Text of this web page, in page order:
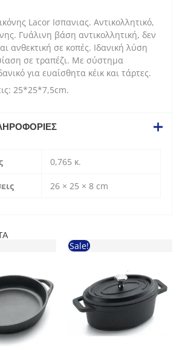
Lacor Ισπανιας. Αντικολλητικό,
Γυάλινη βάση αντικολλητική, δεν
ανθεκτική σε κοπές. Ιδανική λύση
σε τραπέζι. Με σύστημα
για ευαίσθητα κέικ και τάρτες.
25*25*7,5cm.
0,765 κ.
26 × 25 × 8 cm
Sale!